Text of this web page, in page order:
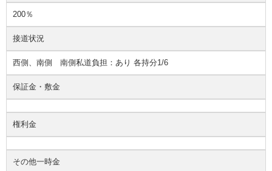
200％
接道状況
西側、南側 南側私道負担：あり 各持分1/6
保証金・敷金
権利金
その他一時金